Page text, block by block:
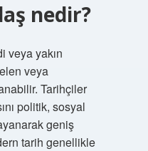
nedir?
veya yakın
veya
Tarihçiler
politik, sosyal
geniş
tarih genellikle